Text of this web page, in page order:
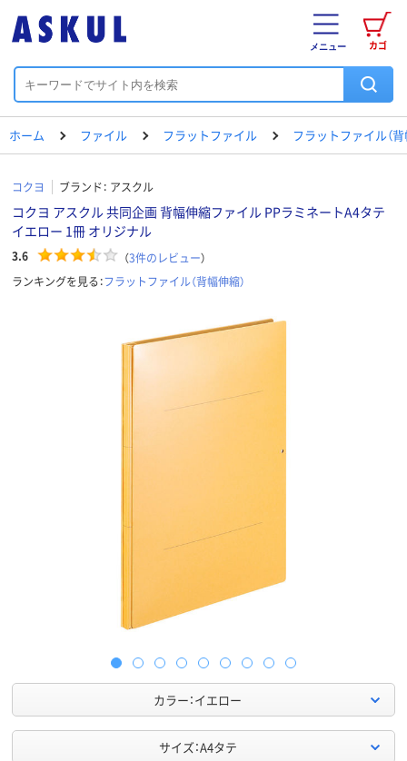
カゴ
メニュー
ホーム ファイル フラットファイル フラットファイル（背
コクヨ ブランド： アスクル
コクヨ アスクル 共同企画 背幅伸縮ファイル PPラミネートA4タテ
イエロー 1冊 オリジナル
3.6 （3件のレビュー）
ランキングを見る：フラットファイル（背幅伸縮）
カラー：イエロー
サイズ：A4タテ